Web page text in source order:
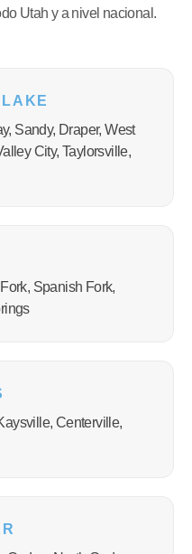
Utah y a nivel nacional.
Sandy, Draper, West
City, Taylorsville,
Spanish Fork,
Centerville,